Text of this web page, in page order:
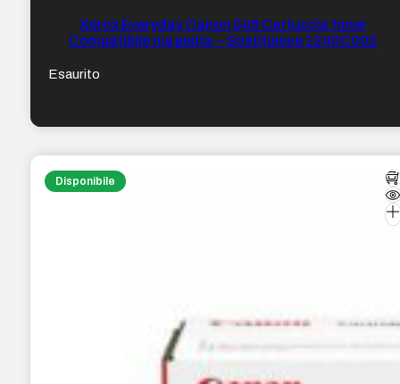
Xerox Everyday Canon 045 Cartuccia toner
Compatibile magenta – Sostituisce 1240C002
Esaurito
Disponibile